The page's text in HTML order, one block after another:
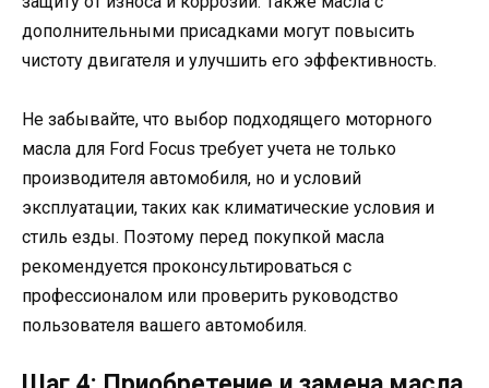
дополнительными присадками могут повысить
чистоту двигателя и улучшить его эффективность.
Не забывайте, что выбор подходящего моторного
масла для Ford Focus требует учета не только
производителя автомобиля, но и условий
эксплуатации, таких как климатические условия и
стиль езды. Поэтому перед покупкой масла
рекомендуется проконсультироваться с
профессионалом или проверить руководство
пользователя вашего автомобиля.